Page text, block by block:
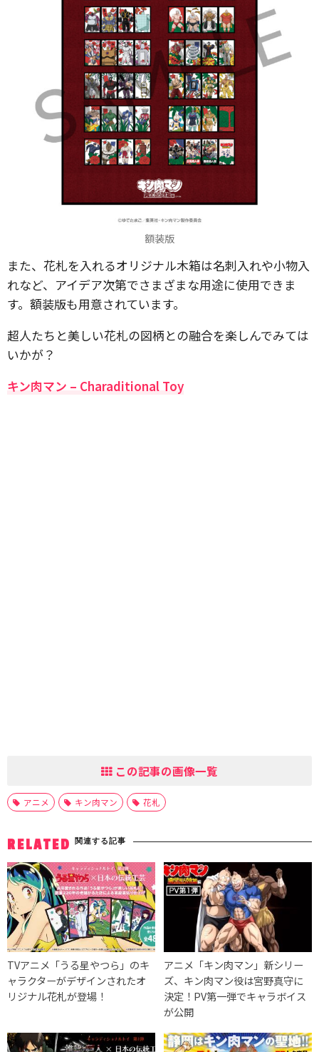
額装版
また、花札を入れるオリジナル木箱は名刺入れや小物入
れなど、アイデア次第でさまざまな用途に使用できま
す。額装版も用意されています。
超人たちと美しい花札の図柄との融合を楽しんでみては
いかが？
キン肉マン – Charaditional Toy
この記事の画像一覧
アニメ キン肉マン 花札
RELATED 関連する記事
TVアニメ「うる星やつら」のキ
ャラクターがデザインされたオ
リジナル花札が登場！
アニメ「キン肉マン」新シリー
ズ、キン肉マン役は宮野真守に
決定！PV第一弾でキャラボイス
が公開